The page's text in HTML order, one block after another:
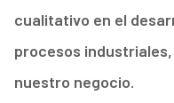
cualitativo en el
procesos
nuestro negocio.